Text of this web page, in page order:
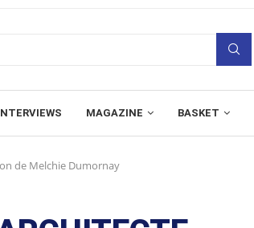
MAGAZINE BASKET
de Melchie Dumornay